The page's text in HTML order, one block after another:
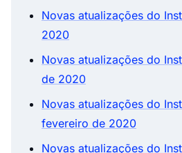
Novas atualizações do
2020
Novas atualizações do
de 2020
Novas atualizações do
fevereiro de 2020
Novas atualizações do